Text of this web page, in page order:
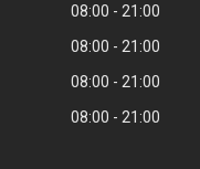
08:00
21:00
08:00
21:00
08:00
21:00
08:00 21:00